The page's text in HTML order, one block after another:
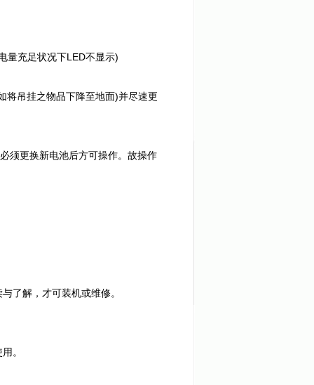
量充足状况下LED不显示)
将吊挂之物品下降至地面)并尽速更
须更换新电池后方可操作。故操作
了解，才可装机或维修。
。